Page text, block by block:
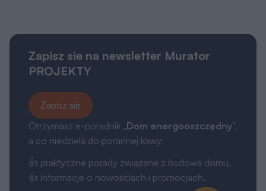
Zapisz sie na newsletter Murator
PROJEKTY
Zapisz się
Otrzymasz e-poradnik „Dom energooszczędny”,
a co niedziela do porannej kawy:
👍 praktyczne porady związane z budową domu,
👍 informacje o nowościach i promocjach.